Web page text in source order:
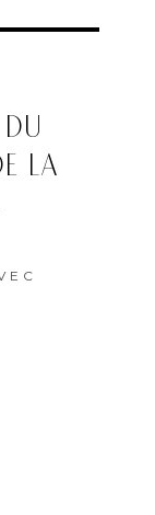
LA